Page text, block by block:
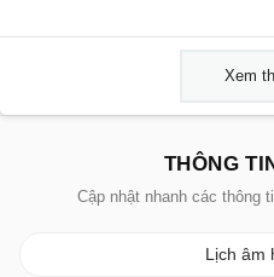
Xem
THÔNG
Cập nhật nhanh các thông
Lịch âm